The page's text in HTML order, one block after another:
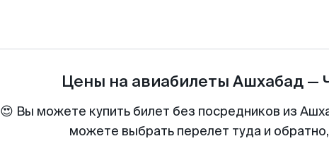
Цены на авиабилеты Ашхабад —
😍 Вы можете купить билет без посредников из
можете выбрать перелет туда и